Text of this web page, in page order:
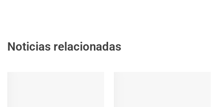
Noticias relacionadas